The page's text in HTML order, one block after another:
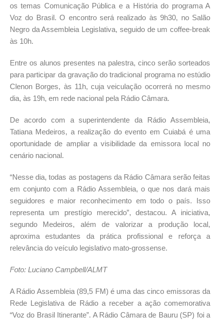
os temas Comunicação Pública e a História do programa A
Voz do Brasil. O encontro será realizado às 9h30, no Salão
Negro da Assembleia Legislativa, seguido de um coffee-break
às 10h.
Entre os alunos presentes na palestra, cinco serão sorteados
para participar da gravação do tradicional programa no estúdio
Clenon Borges, às 11h, cuja veiculação ocorrerá no mesmo
dia, às 19h, em rede nacional pela Rádio Câmara.
De acordo com a superintendente da Rádio Assembleia,
Tatiana Medeiros, a realização do evento em Cuiabá é uma
oportunidade de ampliar a visibilidade da emissora local no
cenário nacional.
“Nesse dia, todas as postagens da Rádio Câmara serão feitas
em conjunto com a Rádio Assembleia, o que nos dará mais
seguidores e maior reconhecimento em todo o país. Isso
representa um prestígio merecido”, destacou. A iniciativa,
segundo Medeiros, além de valorizar a produção local,
aproxima estudantes da prática profissional e reforça a
relevância do veículo legislativo mato-grossense.
Foto: Luciano Campbell/ALMT
A Rádio Assembleia (89,5 FM) é uma das cinco emissoras da
Rede Legislativa de Rádio a receber a ação comemorativa
“Voz do Brasil Itinerante”. A Rádio Câmara de Bauru (SP) foi a